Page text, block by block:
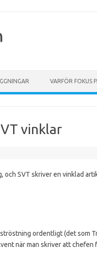
VARFÖR FOKUS
vinklar
och SVT skriver en vinklad
ordentligt (det som
när man skriver att chefen